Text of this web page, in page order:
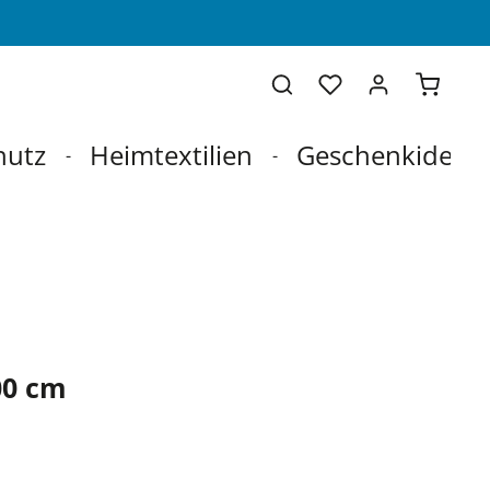
Heimtextilien Geschenkideen
cm